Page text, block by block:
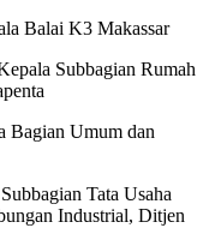
Balai K3 Makassar
Subbagian Rumah
Bagian Umum dan
Tata Usaha
Industrial, Ditjen